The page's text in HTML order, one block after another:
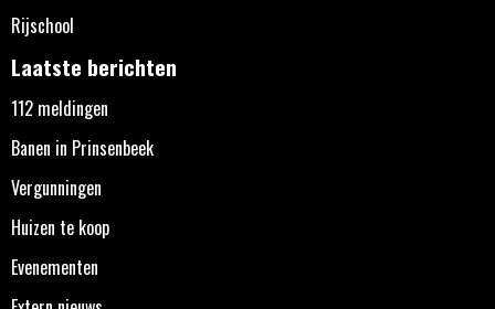
Rijschool
Laatste berichten
112 meldingen
Banen in Prinsenbeek
Vergunningen
Huizen te koop
Evenementen